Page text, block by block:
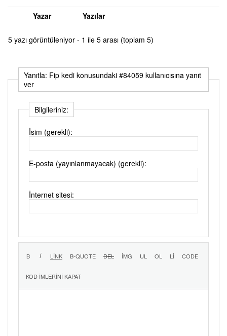
Yazar Yazılar
5 yazı görüntüleniyor - 1 ile 5 arası (toplam 5)
Yanıtla: Fip kedi konusundaki #84059 kullanıcısına yanıt
ver
Bilgileriniz:
İsim (gerekli):
E-posta (yayınlanmayacak) (gerekli):
İnternet sitesi: